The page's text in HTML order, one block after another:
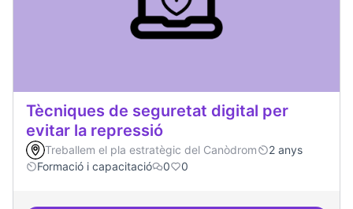
Tècniques de seguretat digital per
evitar la repressió
Treballem el pla estratègic del Canòdrom
2 anys
Formació i capacitació
0 0